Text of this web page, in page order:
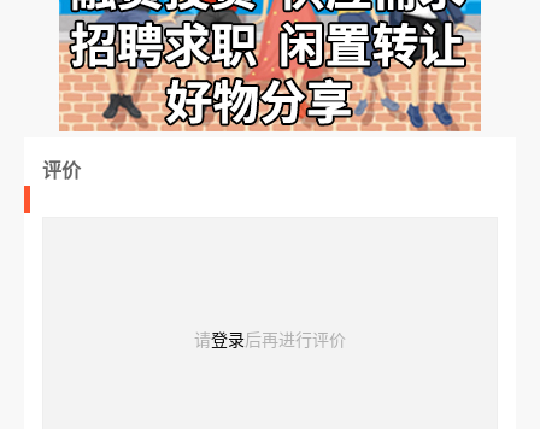
评价
请登录后再进行评价